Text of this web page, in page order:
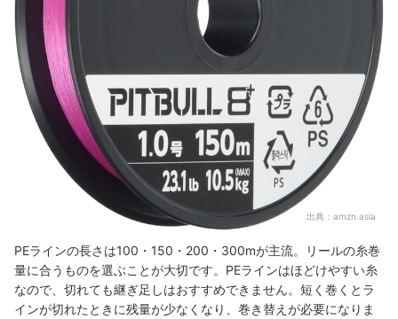
出典： amzn.asia
PEラインの長さは100・150・200・300mが主流。リールの糸巻
量に合うものを選ぶことが大切です。PEラインはほどけやすい糸
なので、切れても継ぎ足しはおすすめできません。短く巻くとラ
インが切れたときに残量が少なくなり、巻き替えが必要になりま